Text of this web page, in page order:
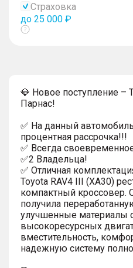
Страховка
до 25 000 ₽
Показать
💎 Новое поступление –
Парнас!
✅ На данный
процентная рассрочка!!!
✅ Всегда
✅2 Владельца!
✅ Отличная
Toyota RAV4 III (XA30)
компактный кроссовер.
получила
улучшенные материалы
высокоресурсных
вместительность,
надежную систему